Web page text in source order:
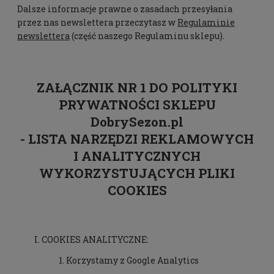
Dalsze informacje prawne o zasadach przesyłania
przez nas newslettera przeczytasz w Regulaminie
newslettera (część naszego Regulaminu sklepu).
ZAŁĄCZNIK NR 1 DO POLITYKI
PRYWATNOŚCI SKLEPU
DobrySezon.pl
- LISTA NARZĘDZI REKLAMOWYCH
I ANALITYCZNYCH
WYKORZYSTUJĄCYCH PLIKI
COOKIES
COOKIES ANALITYCZNE:
Korzystamy z Google Analytics